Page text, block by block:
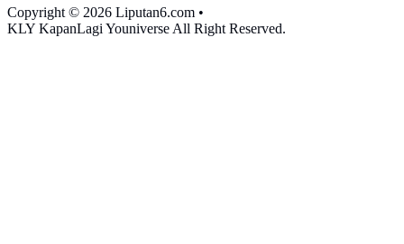
Copyright © 2026 Liputan6.com •
KLY KapanLagi Youniverse All Right Reserved.